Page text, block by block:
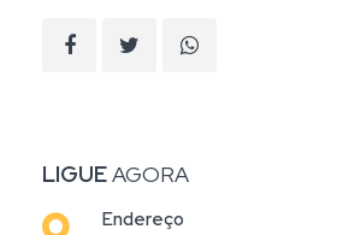
LIGUEAGORA
Endereço